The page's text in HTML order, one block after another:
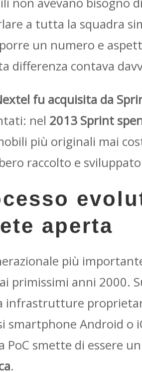
a tutta la squadra
un numero e
differenza contava
fu acquisita da
nel 2013 Sprint
più originali mai
raccolto e
aperta
più
primissimi anni 2000.
infrastrutture
smartphone Android o
PoC smette di essere
.